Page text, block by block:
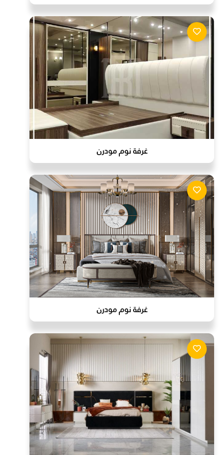
غرفة نوم مودرن
غرفة نوم مودرن